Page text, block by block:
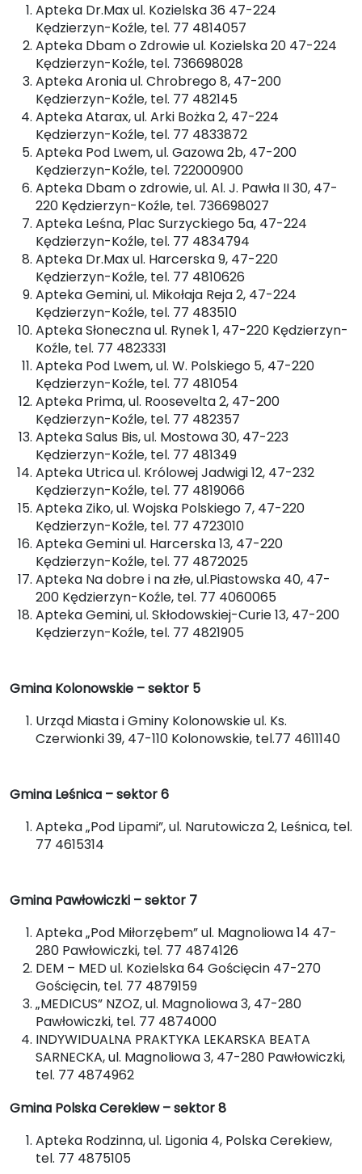
Apteka Dr.Max ul. Kozielska 36 47-224
Kędzierzyn-Koźle, tel. 77 4814057
Apteka Dbam o Zdrowie ul. Kozielska 20 47-224
Kędzierzyn-Koźle, tel. 736698028
Apteka Aronia ul. Chrobrego 8, 47-200
Kędzierzyn-Koźle, tel. 77 482145
Apteka Atarax, ul. Arki Bożka 2, 47-224
Kędzierzyn-Koźle, tel. 77 4833872
Apteka Pod Lwem, ul. Gazowa 2b, 47-200
Kędzierzyn-Koźle, tel. 722000900
Apteka Dbam o zdrowie, ul. Al. J. Pawła II 30, 47-
220 Kędzierzyn-Koźle, tel. 736698027
Apteka Leśna, Plac Surzyckiego 5a, 47-224
Kędzierzyn-Koźle, tel. 77 4834794
Apteka Dr.Max ul. Harcerska 9, 47-220
Kędzierzyn-Koźle, tel. 77 4810626
Apteka Gemini, ul. Mikołaja Reja 2, 47-224
Kędzierzyn-Koźle, tel. 77 483510
Apteka Słoneczna ul. Rynek 1, 47-220 Kędzierzyn-
Koźle, tel. 77 4823331
Apteka Pod Lwem, ul. W. Polskiego 5, 47-220
Kędzierzyn-Koźle, tel. 77 481054
Apteka Prima, ul. Roosevelta 2, 47-200
Kędzierzyn-Koźle, tel. 77 482357
Apteka Salus Bis, ul. Mostowa 30, 47-223
Kędzierzyn-Koźle, tel. 77 481349
Apteka Utrica ul. Królowej Jadwigi 12, 47-232
Kędzierzyn-Koźle, tel. 77 4819066
Apteka Ziko, ul. Wojska Polskiego 7, 47-220
Kędzierzyn-Koźle, tel. 77 4723010
Apteka Gemini ul. Harcerska 13, 47-220
Kędzierzyn-Koźle, tel. 77 4872025
Apteka Na dobre i na złe, ul.Piastowska 40, 47-
200 Kędzierzyn-Koźle, tel. 77 4060065
Apteka Gemini, ul. Skłodowskiej-Curie 13, 47-200
Kędzierzyn-Koźle, tel. 77 4821905
Gmina Kolonowskie – sektor 5
Urząd Miasta i Gminy Kolonowskie ul. Ks.
Czerwionki 39, 47-110 Kolonowskie, tel.77 4611140
Gmina Leśnica – sektor 6
Apteka „Pod Lipami”, ul. Narutowicza 2, Leśnica, tel.
77 4615314
Gmina Pawłowiczki – sektor 7
Apteka „Pod Miłorzębem” ul. Magnoliowa 14 47-
280 Pawłowiczki, tel. 77 4874126
DEM – MED ul. Kozielska 64 Gościęcin 47-270
Gościęcin, tel. 77 4879159
„MEDICUS” NZOZ, ul. Magnoliowa 3, 47-280
Pawłowiczki, tel. 77 4874000
INDYWIDUALNA PRAKTYKA LEKARSKA BEATA
SARNECKA, ul. Magnoliowa 3, 47-280 Pawłowiczki,
tel. 77 4874962
Gmina Polska Cerekiew – sektor 8
Apteka Rodzinna, ul. Ligonia 4, Polska Cerekiew,
tel. 77 4875105